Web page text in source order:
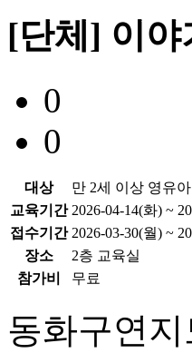
[단체] 이야
0
0
대상
만 2세 이상 영유
교육기간 2026-04-14(화) ~
접수기간 2026-03-30(월) ~
장소
2층 교육실
참가비
무료
동화구연